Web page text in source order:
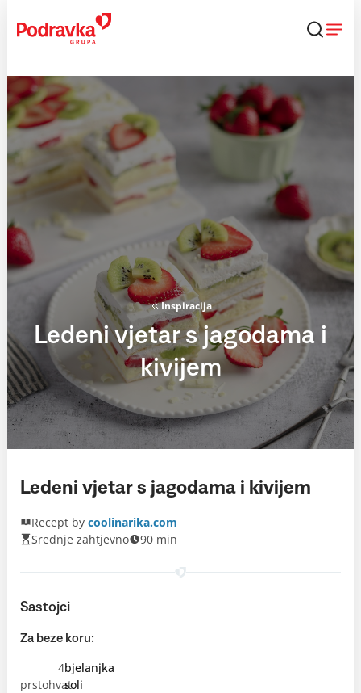
content
Inspiracija
Ledeni vjetar s jagodama i
kivijem
Ledeni vjetar s jagodama i kivijem
Recept by coolinarika.com
Srednje zahtjevno
90 min
Sastojci
Za beze koru:
4bjelanjka
prstohvatsoli